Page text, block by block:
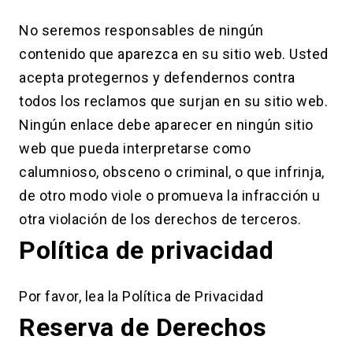
No seremos responsables de ningún
contenido que aparezca en su sitio web. Usted
acepta protegernos y defendernos contra
todos los reclamos que surjan en su sitio web.
Ningún enlace debe aparecer en ningún sitio
web que pueda interpretarse como
calumnioso, obsceno o criminal, o que infrinja,
de otro modo viole o promueva la infracción u
otra violación de los derechos de terceros.
Política de privacidad
Por favor, lea la Política de Privacidad
Reserva de Derechos